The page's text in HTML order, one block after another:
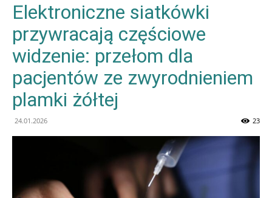
Elektroniczne siatkówki
przywracają częściowe
widzenie: przełom dla
pacjentów ze zwyrodnieniem
plamki żółtej
24.01.2026 23